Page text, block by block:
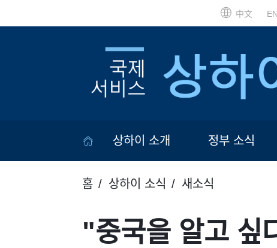
中文
상하이 소개 정부 소식
홈 상하이 소식 새소식
"중국을 알고 싶